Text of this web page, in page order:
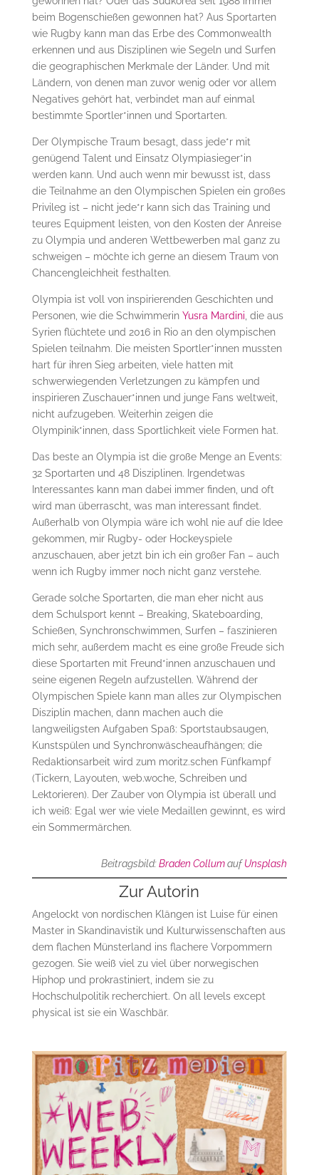
beim Bogenschießen gewonnen hat? Aus Sportarten
wie Rugby kann man das Erbe des Commonwealth
erkennen und aus Disziplinen wie Segeln und Surfen
die geographischen Merkmale der Länder. Und mit
Ländern, von denen man zuvor wenig oder vor allem
Negatives gehört hat, verbindet man auf einmal
bestimmte Sportler*innen und Sportarten.
Der Olympische Traum besagt, dass jede*r mit
genügend Talent und Einsatz Olympiasieger*in
werden kann. Und auch wenn mir bewusst ist, dass
die Teilnahme an den Olympischen Spielen ein großes
Privileg ist – nicht jede*r kann sich das Training und
teures Equipment leisten, von den Kosten der Anreise
zu Olympia und anderen Wettbewerben mal ganz zu
schweigen – möchte ich gerne an diesem Traum von
Chancengleichheit festhalten.
Olympia ist voll von inspirierenden Geschichten und
Personen, wie die Schwimmerin Yusra Mardini , die aus
Syrien flüchtete und 2016 in Rio an den olympischen
Spielen teilnahm. Die meisten Sportler*innen mussten
hart für ihren Sieg arbeiten, viele hatten mit
schwerwiegenden Verletzungen zu kämpfen und
inspirieren Zuschauer*innen und junge Fans weltweit,
nicht aufzugeben. Weiterhin zeigen die
Olympinik*innen, dass Sportlichkeit viele Formen hat.
Das beste an Olympia ist die große Menge an Events:
32 Sportarten und 48 Disziplinen. Irgendetwas
Interessantes kann man dabei immer finden, und oft
wird man überrascht, was man interessant findet.
Außerhalb von Olympia wäre ich wohl nie auf die Idee
gekommen, mir Rugby- oder Hockeyspiele
anzuschauen, aber jetzt bin ich ein großer Fan – auch
wenn ich Rugby immer noch nicht ganz verstehe.
Gerade solche Sportarten, die man eher nicht aus
dem Schulsport kennt – Breaking, Skateboarding,
Schießen, Synchronschwimmen, Surfen – faszinieren
mich sehr, außerdem macht es eine große Freude sich
diese Sportarten mit Freund*innen anzuschauen und
seine eigenen Regeln aufzustellen. Während der
Olympischen Spiele kann man alles zur Olympischen
Disziplin machen, dann machen auch die
langweiligsten Aufgaben Spaß: Sportstaubsaugen,
Kunstspülen und Synchronwäscheaufhängen; die
Redaktionsarbeit wird zum moritz.schen Fünfkampf
(Tickern, Layouten, web.woche, Schreiben und
Lektorieren). Der Zauber von Olympia ist überall und
ich weiß: Egal wer wie viele Medaillen gewinnt, es wird
ein Sommermärchen.
Beitragsbild:Braden CollumaufUnsplash
Zur Autorin
Angelockt von nordischen Klängen ist Luise für einen
Master in Skandinavistik und Kulturwissenschaften aus
dem flachen Münsterland ins flachere Vorpommern
gezogen. Sie weiß viel zu viel über norwegischen
Hiphop und prokrastiniert, indem sie zu
Hochschulpolitik recherchiert. On all levels except
physical ist sie ein Waschbär.